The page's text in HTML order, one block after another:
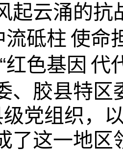
起云涌的抗
流砥柱 使命
红色基因 代
、胶县特区
党组织，
了这一地